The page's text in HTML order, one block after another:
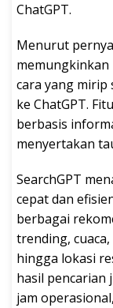
ChatGPT.
Menurut
cara yang mirip
ke ChatGPT.
berbasis
menyertakan
SearchGPT
cepat dan
berbagai
trending,
hingga lokasi
hasil pencarian
jam